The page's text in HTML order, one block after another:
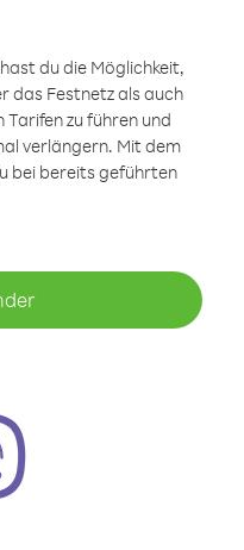
du die Möglichkeit,
das Festnetz als auch
zu führen und
verlängern. Mit dem
bei bereits geführten